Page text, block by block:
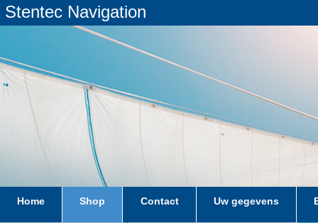
Stentec Navigation
Home Shop Contact Uw gegevens